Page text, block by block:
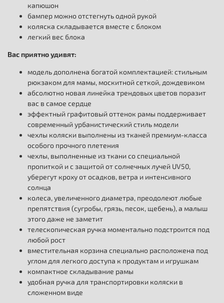
капюшон
бампер можно отстегнуть одной рукой
коляска складывается вместе с блоком
легкий вес блока
Вас приятно удивят:
модель дополнена богатой комплектацией: стильным
рюкзаком для мамы, москитной сеткой, дождевиком
абсолютно новая линейка трендовых цветов поразит
вас в самое сердце
эффектный графитовый оттенок рамы поддерживает
современный урбанистический стиль модели
чехлы коляски выполнены из тканей премиум-класса
особого прочного плетения
чехлы, выполненные из ткани со специальной
пропиткой и с защитой от солнечных лучей UV50,
уберегут кроху от осадков, ветра и интенсивного
солнца
колеса, увеличенного диаметра, преодолеют любые
препятствия (сугробы, грязь, песок, щебень), а малыш
этого даже не заметит
телескопическая ручка моментально подстроится под
любой рост
вместительная корзина специально расположена под
углом для легкого доступа к продуктам и игрушкам
компактное складывание рамы
удобная ручка для транспортировки коляски в
сложенном виде